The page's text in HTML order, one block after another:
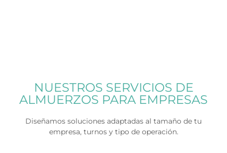
NUESTROS SERVICIOS DE
ALMUERZOS PARA EMPRESAS
Diseñamos soluciones adaptadas al tamaño de tu
empresa, turnos y tipo de operación.